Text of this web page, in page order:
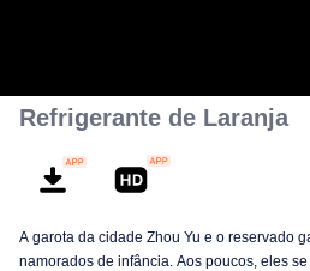
Refrigerante de Laranja
A garota da cidade Zhou Yu e o reservado
namorados de infância. Aos poucos, eles